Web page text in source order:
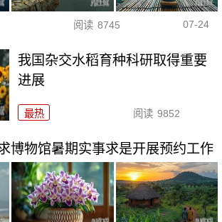
阅读 8745 07-24
我国杂交水稻育种科研取得重要
进展
最热 阅读 9852
博物馆暑期实事求是开展预约工作